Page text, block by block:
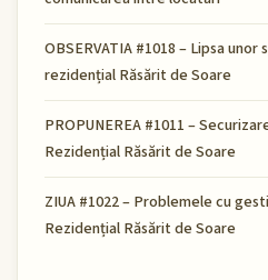
OBSERVATIA #1018 – Lipsa
rezidențial Răsărit de Soare
PROPUNEREA #1011 –
Rezidențial Răsărit de Soare
ZIUA #1022 – Problemele cu
Rezidențial Răsărit de Soare